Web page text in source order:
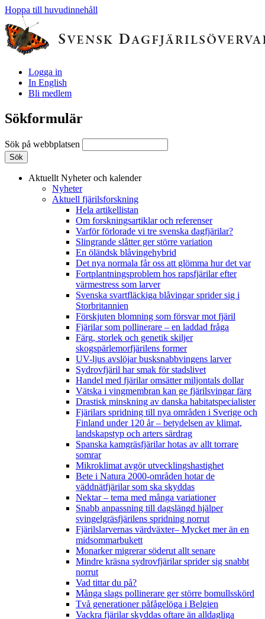
Hoppa till huvudinnehåll
Logga in
In English
Bli medlem
Sökformulär
Sök på webbplatsen
Aktuellt Nyheter och kalender
Nyheter
Aktuell fjärilsforskning
Hela artikellistan
Om forskningsartiklar och referenser
Varför förlorade vi tre svenska dagfjärilar?
Slingrande slåtter ger större variation
En öländsk blåvingehybrid
Det nya normala får oss att glömma hur det var
Fortplantningsproblem hos rapsfjärilar efter
värmestress som larver
Svenska svartfläckiga blåvingar sprider sig i
Storbritannien
Förskjuten blomning som försvar mot fjäril
Fjärilar som pollinerare – en laddad fråga
Färg, storlek och genetik skiljer
skogspärlemorfjärilens former
UV-ljus avslöjar busksnabbvingens larver
Sydrovfjäril har smak för stadslivet
Handel med fjärilar omsätter miljontals dollar
Vätska i vingmembran kan ge fjärilsvingar färg
Drastisk minskning av danska habitatspecialister
Fjärilars spridning till nya områden i Sverige och
Finland under 120 år– betydelsen av klimat,
landskapstyp och arters särdrag
Spanska kamgräsfjärilar hotas av allt torrare
somrar
Mikroklimat avgör utvecklingshastighet
Bete i Natura 2000-områden hotar de
väddnätfjärilar som ska skyddas
Nektar – tema med många variationer
Snabb anpassning till dagslängd hjälper
svingelgräsfjärilens spridning norrut
Fjärilslarvernas värdväxter– Mycket mer än en
midsommarbukett
Monarker migrerar söderut allt senare
Mindre kräsna sydrovfjärilar sprider sig snabbt
norrut
Vad tittar du på?
Många slags pollinerare ger större bomullsskörd
Två generationer påfågelöga i Belgien
Vackra fjärilar skyddas oftare än alldagliga